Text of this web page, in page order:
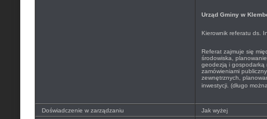
Urząd Gminy w
Kierownik referatu ds.
Referat zajmuje się
środowiska,
geodezją i gospodarką
zamówieniami
zewnętrznych,
inwestycji. (długo
Doświadczenie w zarządzaniu
Jak wyżej